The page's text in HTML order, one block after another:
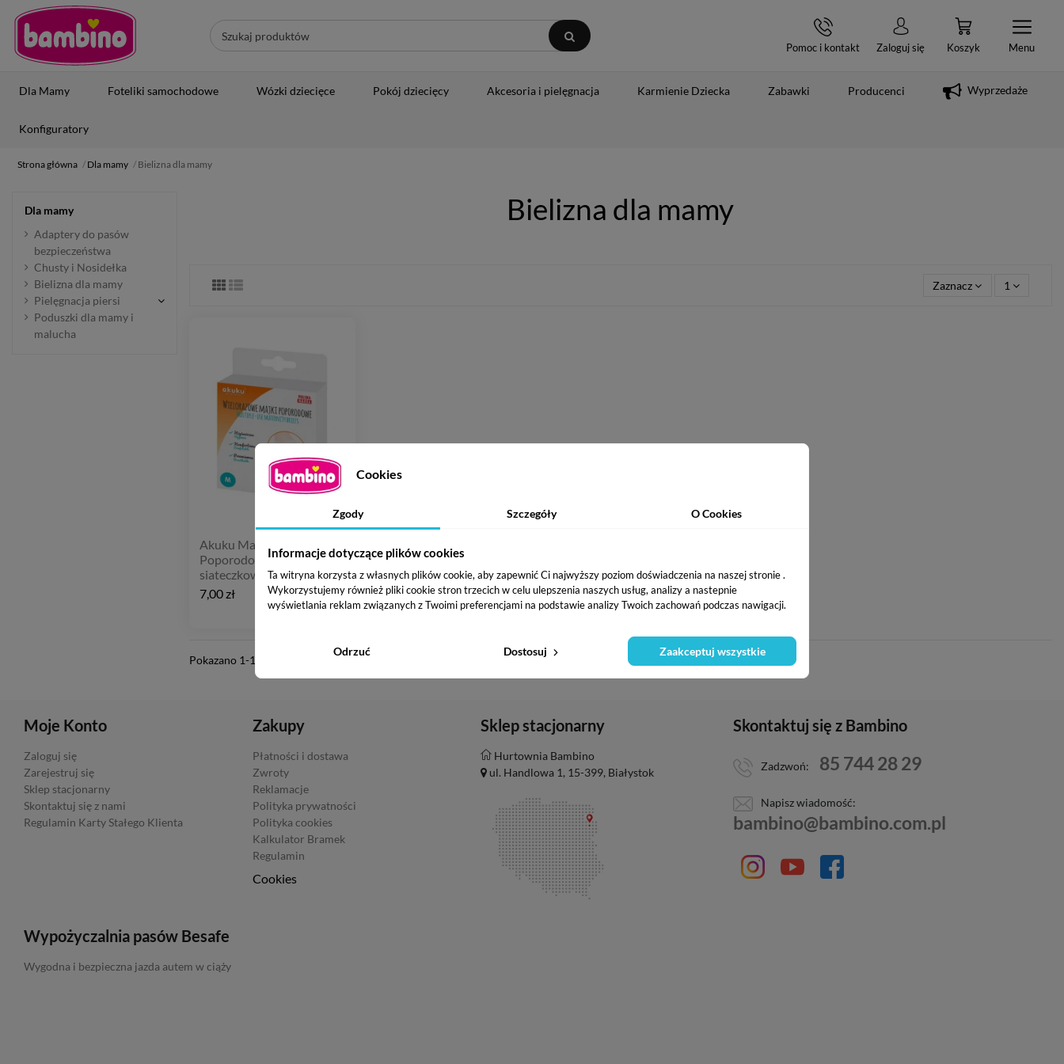
Pomoc i kontakt Zaloguj się Koszyk Menu
Dla Mamy Foteliki samochodowe Wózki dziecięce Pokój dziecięcy Akcesoria i pielęgnacja Karmienie Dziecka Zabawki Producenci Wyprzedaże
Konfiguratory
Strona główna Dla mamy Bielizna dla mamy
Bielizna dla mamy
Zaznacz 1
Akuku Majtki
Poporodowe wielorazowe,
siateczkowe
7,00 zł
Pokazano 1-1 z 1 pozycji
Dla mamy
Adaptery do pasów
bezpieczeństwa
Chusty i Nosidełka
Bielizna dla mamy
Pielęgnacja piersi
Poduszki dla mamy i
malucha
Moje Konto
Zaloguj się
Zarejestruj się
Sklep stacjonarny
Skontaktuj się z nami
Regulamin Karty Stałego Klienta
Zakupy
Płatności i dostawa
Zwroty
Reklamacje
Polityka prywatności
Polityka cookies
Kalkulator Bramek
Regulamin
Cookies
Sklep stacjonarny
Hurtownia Bambino
ul. Handlowa 1, 15-399, Białystok
Wypożyczalnia pasów Besafe
Wygodna i bezpieczna jazda autem w ciąży
Skontaktuj się z Bambino
Zadzwoń: 85 744 28 29
Napisz wiadomość:
bambino@bambino.com.pl
Cookies
Zgody Szczegóły O Cookies
Informacje dotyczące plików cookies
Ta witryna korzysta z własnych plików cookie, aby zapewnić Ci najwyższy poziom doświadczenia na naszej stronie .
Wykorzystujemy również pliki cookie stron trzecich w celu ulepszenia naszych usług, analizy a nastepnie
wyświetlania reklam związanych z Twoimi preferencjami na podstawie analizy Twoich zachowań podczas nawigacji.
Odrzuć Dostosuj Zaakceptuj wszystkie